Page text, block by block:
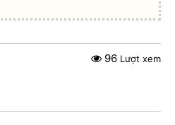
96 Lượt xem